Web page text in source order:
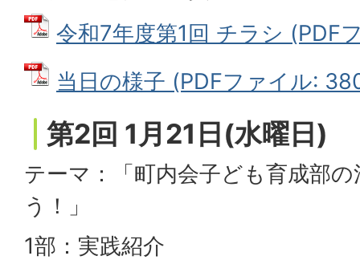
令和7年度第1回 チラシ (PDF
当日の様子 (PDFファイル:
第2回 1月21日(水曜日)
テーマ：「町内会子ども育成部
う！」
1部：実践紹介